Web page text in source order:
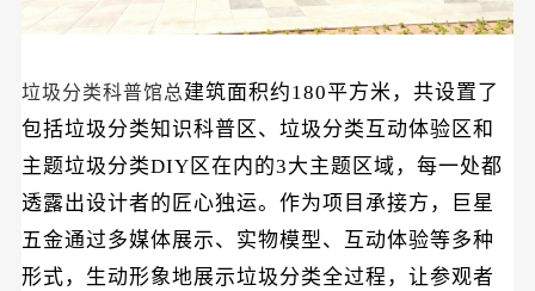
垃圾分类科普馆总建筑面积约180平方米，共设置了
包括垃圾分类知识科普区、垃圾分类互动体验区和
主题垃圾分类DIY区 在内的3大主题区域， 每一处都
透露出设计者的匠心独运。 作为项目承接方，巨星
五金通过多媒体展示、实物模型、互动体验等多种
形式，生动形象地展示垃圾分类全过程，让参观者